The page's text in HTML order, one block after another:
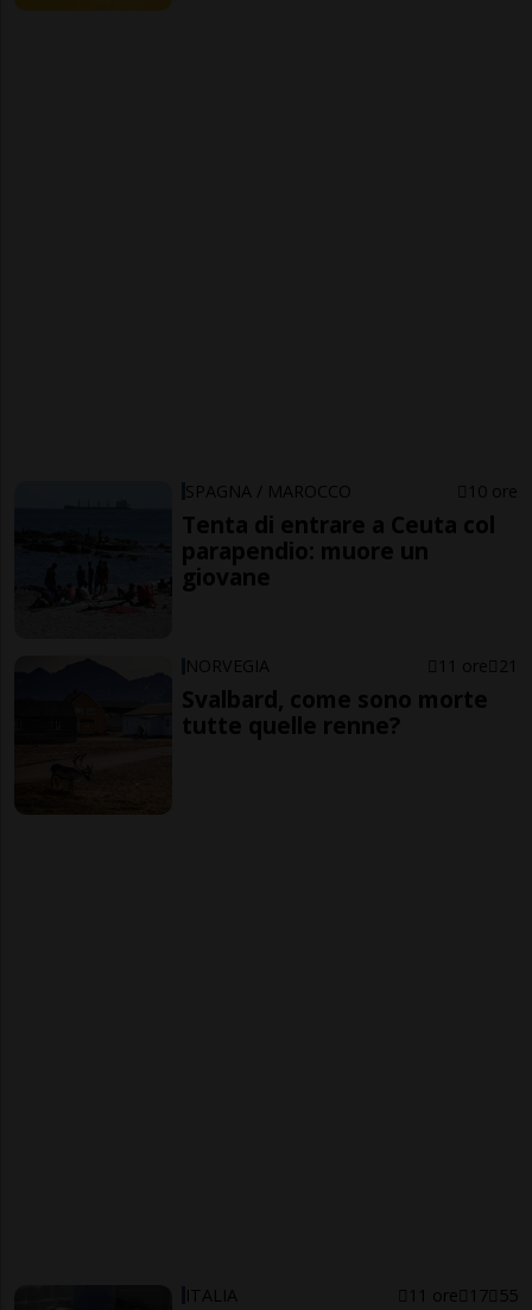
SPAGNA / MAROCCO 10 ore
Tenta di entrare a Ceuta col
parapendio: muore un
giovane
NORVEGIA 11 ore 21
Svalbard, come sono morte
tutte quelle renne?
ITALIA 11 ore 17 55